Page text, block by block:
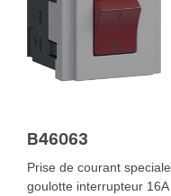
B46063
Prise de courant speciale
goulotte interrupteur 16A